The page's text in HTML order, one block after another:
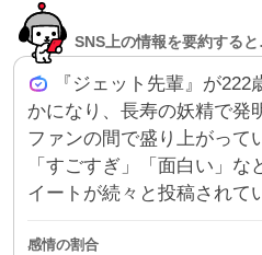
SNS上の情報を要約する
『ジェット先輩』が
かになり、長寿の妖精で発
ファンの間で盛り上がって
「すごすぎ」「面白い」
イートが続々と投稿されて
感情の割合